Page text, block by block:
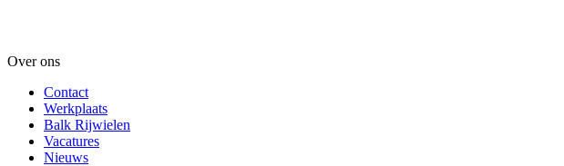
Over ons
Contact
Werkplaats
Balk Rijwielen
Vacatures
Nieuws